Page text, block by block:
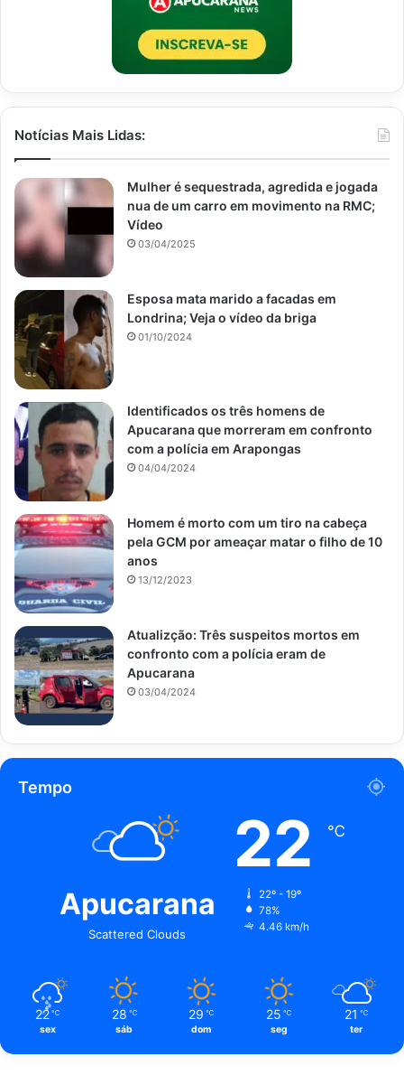
Notícias Mais Lidas:
Mulher é sequestrada, agredida e jogada
nua de um carro em movimento na RMC;
Vídeo
03/04/2025
Esposa mata marido a facadas em
Londrina; Veja o vídeo da briga
01/10/2024
Identificados os três homens de
Apucarana que morreram em confronto
com a polícia em Arapongas
04/04/2024
Homem é morto com um tiro na cabeça
pela GCM por ameaçar matar o filho de 10
anos
13/12/2023
Atualizção: Três suspeitos mortos em
confronto com a polícia eram de
Apucarana
03/04/2024
Tempo
Apucarana
Scattered Clouds
22 ℃
22º - 19º
78%
4.46 km/h
22 ℃
sex
28 ℃
sáb
29 ℃
dom
25 ℃
seg
21 ℃
ter